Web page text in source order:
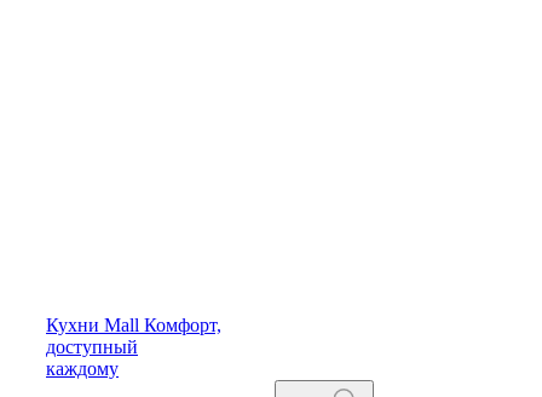
Кухни Mall Комфорт,
доступный
каждому